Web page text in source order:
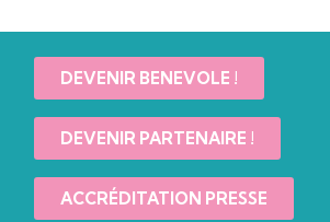
DEVENIR BENEVOLE !
DEVENIR PARTENAIRE !
ACCRÉDITATION PRESSE